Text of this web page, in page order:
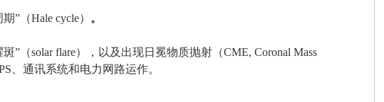
”（Hale cycle） 。
（solar flare），以及出现日冕物质抛射（CME, Coronal Mass
、通讯系统和电力网路运作。